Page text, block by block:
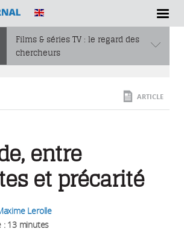
Films & séries TV : le regard des
chercheurs
ARTICLE
entre
et précarité
Lerolle
: 13 minutes